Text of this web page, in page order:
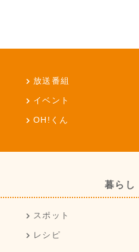
放送番組
イベント
OH!くん
暮らし
スポット
レシピ